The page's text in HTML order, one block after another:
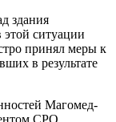
здания
этой ситуации
принял меры к
в результате
Магомед-
СРО